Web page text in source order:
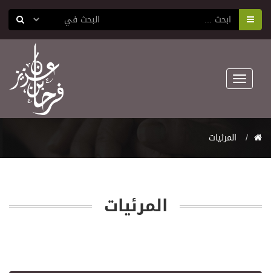
Toggle
navigation
المرئيات
المرئيات